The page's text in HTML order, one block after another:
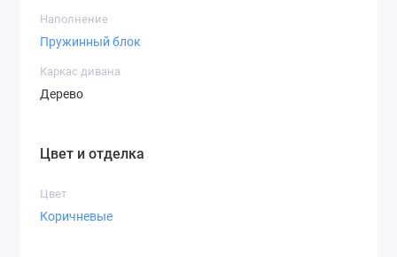
Наполнение
Пружинный блок
Каркас дивана
Дерево
Цвет и отделка
Цвет
Коричневые